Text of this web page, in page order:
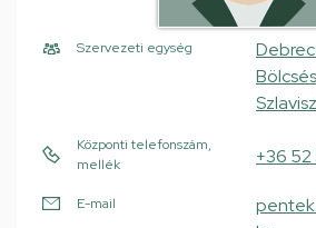
Szervezeti egység
Központi telefonszám,
mellék
+36
E-mail